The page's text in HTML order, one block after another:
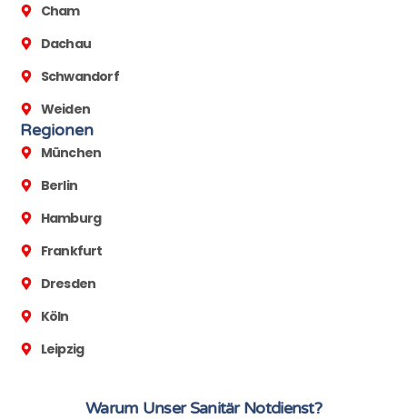
Cham
Dachau
Schwandorf
Weiden
Regionen
München
Berlin
Hamburg
Frankfurt
Dresden
Köln
Leipzig
Warum Unser Sanitär Notdienst?